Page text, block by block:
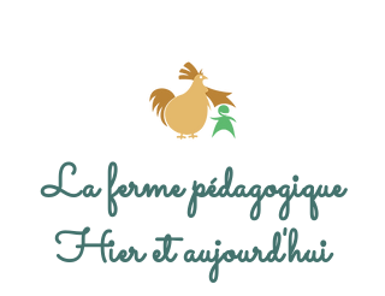
La ferme pédagogique
Hier et aujourd'hui